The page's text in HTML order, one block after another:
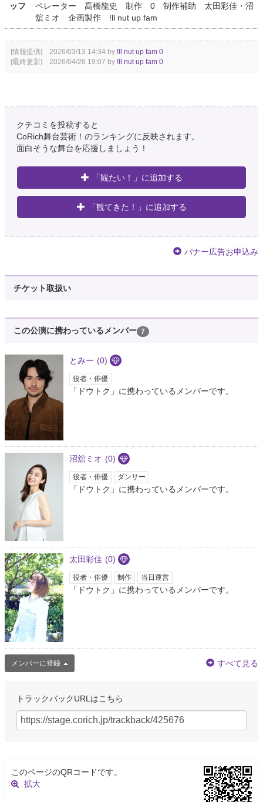
ッフ
ペレーター 髙橋龍史 制作 0 制作補助 太田彩佳・沼
舘ミオ 企画製作 !ll nut up fam
[情報提供] 2026/03/13 14:34 by !ll nut up fam 0
[最終更新] 2026/04/26 19:07 by !ll nut up fam 0
クチコミを投稿すると
CoRich舞台芸術！のランキングに反映されます。
面白そうな舞台を応援しましょう！
「観たい！」に追加する
「観てきた！」に追加する
バナー広告お申込み
チケット取扱い
この公演に携わっているメンバー 7
とみー (0)
役者・俳優
「ドウトク」に携わっているメンバーです。
沼舘ミオ (0)
役者・俳優 ダンサー
「ドウトク」に携わっているメンバーです。
太田彩佳 (0)
役者・俳優 制作 当日運営
「ドウトク」に携わっているメンバーです。
メンバーに登録 すべて見る
トラックバックURLはこちら
このページのQRコードです。
拡大